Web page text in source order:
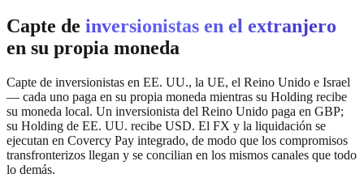
Capte de inversionistas en el extranjero
en su propia moneda
Capte de inversionistas en EE. UU., la UE, el Reino Unido e Israel
— cada uno paga en su propia moneda mientras su Holding recibe
su moneda local. Un inversionista del Reino Unido paga en GBP;
su Holding de EE. UU. recibe USD. El FX y la liquidación se
ejecutan en Covercy Pay integrado, de modo que los compromisos
transfronterizos llegan y se concilian en los mismos canales que todo
lo demás.